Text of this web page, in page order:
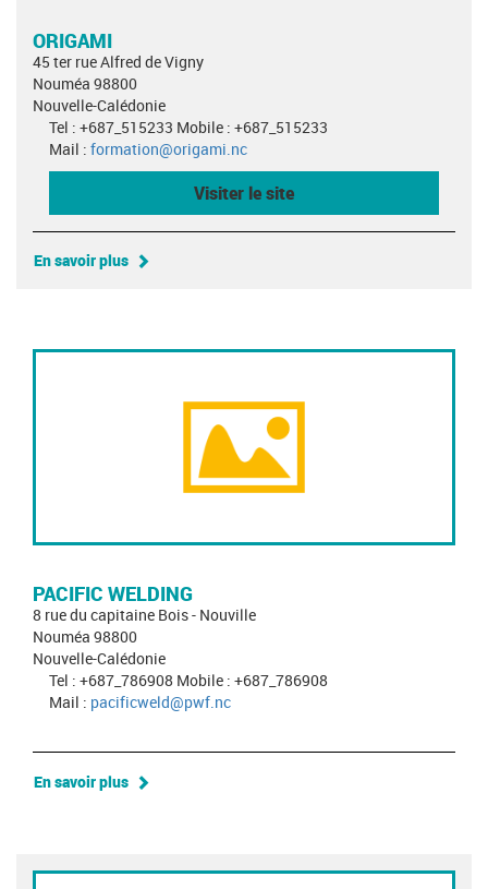
ORIGAMI
45 ter rue Alfred de Vigny
Nouméa 98800
Nouvelle-Calédonie
Tel : +687_515233 Mobile : +687_515233
Mail : formation@origami.nc
Visiter le site
En savoir plus
PACIFIC WELDING
8 rue du capitaine Bois - Nouville
Nouméa 98800
Nouvelle-Calédonie
Tel : +687_786908 Mobile : +687_786908
Mail : pacificweld@pwf.nc
En savoir plus